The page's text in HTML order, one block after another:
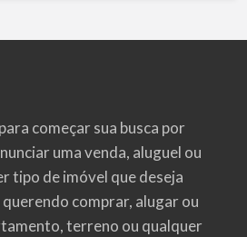
começar sua busca por
uma venda, aluguel ou
tipo de imóvel que deseja
comprar, alugar ou
terreno ou qualquer